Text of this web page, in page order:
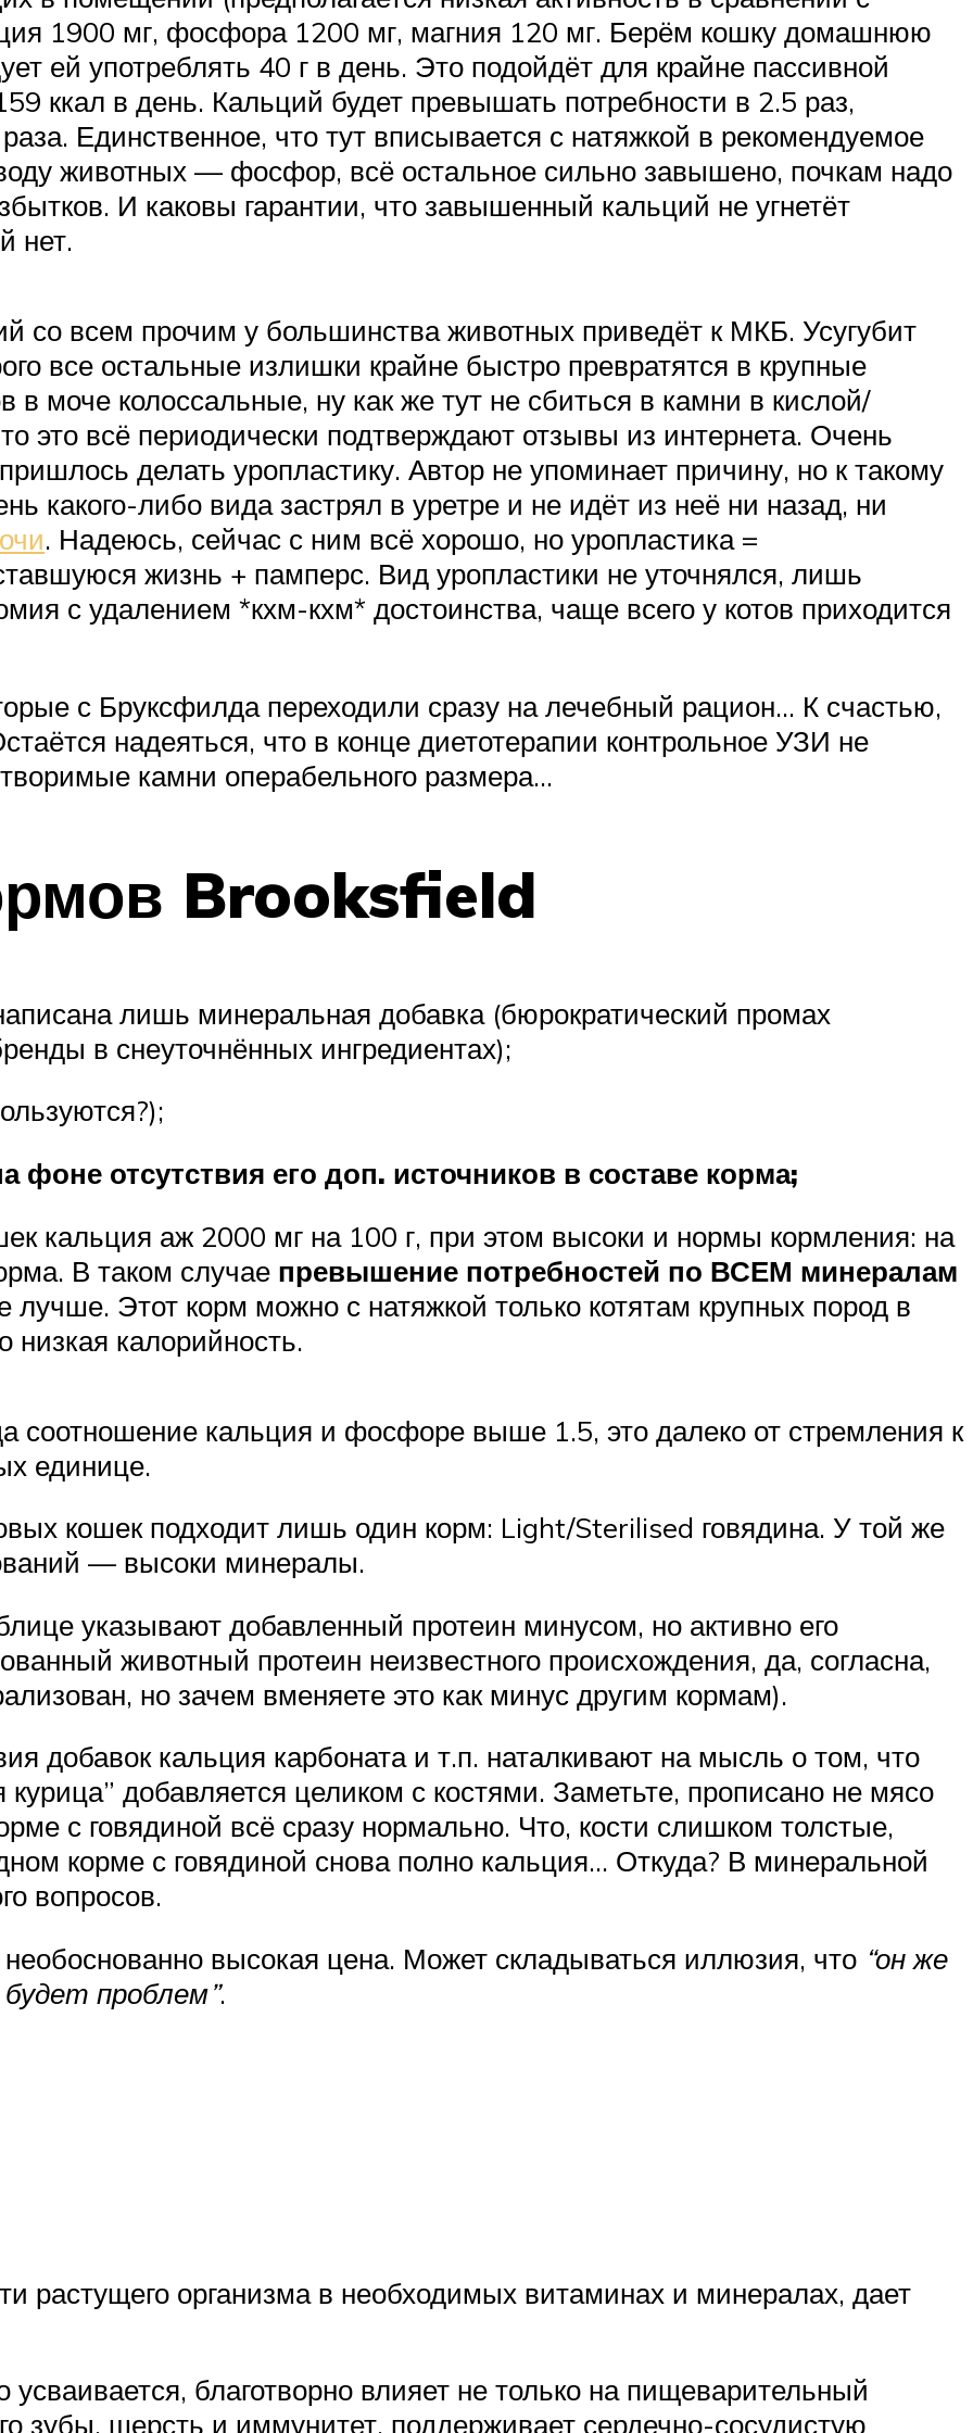
1900 мг, фосфора 1200 мг, магния 120 мг. Берём кошку домашнюю
ей употреблять 40 г в день. Это подойдёт для крайне пассивной
ккал в день. Кальций будет превышать потребности в 2.5 раз,
Единственное, что тут вписывается с натяжкой в рекомендуемое
животных — фосфор, всё остальное сильно завышено, почкам надо
И каковы гарантии, что завышенный кальций не угнетёт
нет.
со всем прочим у большинства животных приведёт к МКБ. Усугубит
все остальные излишки крайне быстро превратятся в крупные
в моче колоссальные, ну как же тут не сбиться в камни в кислой/
это всё периодически подтверждают отзывы из интернета. Очень
делать уропластику. Автор не упоминает причину, но к такому
какого-либо вида застрял в уретре и не идёт из неё ни назад, ни
. Надеюсь, сейчас с ним всё хорошо, но уропластика =
жизнь + памперс. Вид уропластики не уточнялся, лишь
с удалением *кхм-кхм* достоинства, чаще всего у котов приходится
с Бруксфилда переходили сразу на лечебный рацион… К счастью,
надеяться, что в конце диетотерапии контрольное УЗИ не
камни операбельного размера…
Brooksfield
лишь минеральная добавка (бюрократический промах
в снеуточнённых ингредиентах);
отсутствия его доп. источников в составе корма;
кальция аж 2000 мг на 100 г, при этом высоки и нормы кормления: на
В таком случае превышение потребностей по ВСЕМ минералам
Этот корм можно с натяжкой только котятам крупных пород в
низкая калорийность.
соотношение кальция и фосфоре выше 1.5, это далеко от стремления к
единице.
кошек подходит лишь один корм: Light/Sterilised говядина. У той же
— высоки минералы.
указывают добавленный протеин минусом, но активно его
животный протеин неизвестного происхождения, да, согласна,
но зачем вменяете это как минус другим кормам).
добавок кальция карбоната и т.п. наталкивают на мысль о том, что
добавляется целиком с костями. Заметьте, прописано не мясо
с говядиной всё сразу нормально. Что, кости слишком толстые,
корме с говядиной снова полно кальция… Откуда? В минеральной
вопросов.
высокая цена. Может складываться иллюзия, что “он же
проблем”.
растущего организма в необходимых витаминах и минералах, дает
благотворно влияет не только на пищеварительный
зубы, шерсть и иммунитет, поддерживает сердечно-сосудистую